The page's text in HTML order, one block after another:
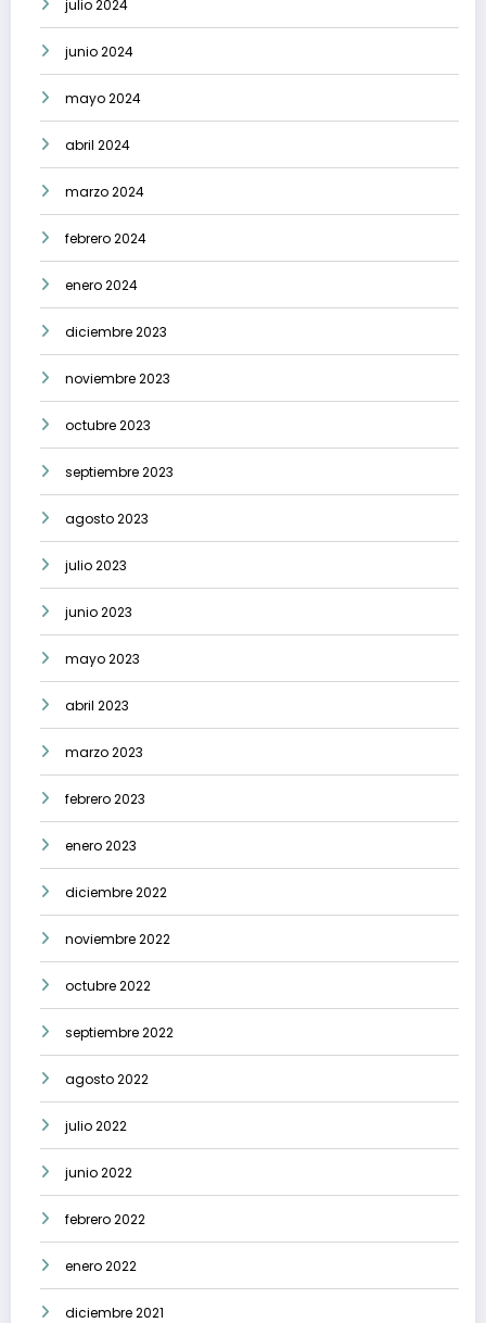
julio 2024
junio 2024
mayo 2024
abril 2024
marzo 2024
febrero 2024
enero 2024
diciembre 2023
noviembre 2023
octubre 2023
septiembre 2023
agosto 2023
julio 2023
junio 2023
mayo 2023
abril 2023
marzo 2023
febrero 2023
enero 2023
diciembre 2022
noviembre 2022
octubre 2022
septiembre 2022
agosto 2022
julio 2022
junio 2022
febrero 2022
enero 2022
diciembre 2021